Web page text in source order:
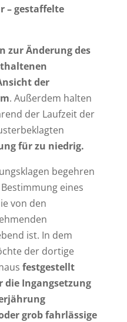
– gestaffelte
zur Änderung des
der
. Außerdem halten
der Laufzeit der
für zu niedrig.
begehren
eines
von den
ist. In dem
der dortige
festgestellt
die Ingangsetzung
grob fahrlässige